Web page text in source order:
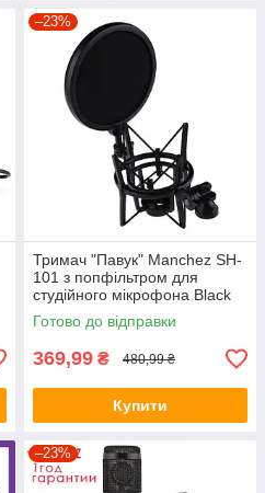
–23%
Тримач "Павук" Manchez SH-
101 з попфільтром для
студійного мікрофона Black
Готово до відправки
369,99 ₴ 480,99 ₴
Купити
–23%